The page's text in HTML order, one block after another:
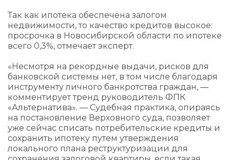
Так как ипотека обеспечена залогом
недвижимости, то качество кредитов высокое:
просрочка в Новосибирской области по ипотеке
всего 0,3%, отмечает эксперт.
«Несмотря на рекордные выдачи, рисков для
банковской системы нет, в том числе благодаря
инструменту личного банкротства граждан, —
комментирует тренд руководитель ФПК
«Альтернатива». — Судебная практика, опираясь
на постановление Верховного суда, позволяет
уже сейчас списать потребительские кредиты и
сохранить ипотеку путем утверждения
локального плана реструктуризации для